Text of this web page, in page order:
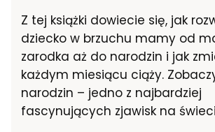
Z tej książki dowiecie się, jak
dziecko w brzuchu mamy od
zarodka aż do narodzin i jak
każdym miesiącu ciąży.
narodzin – jedno z najbardziej
fascynujących zjawisk na